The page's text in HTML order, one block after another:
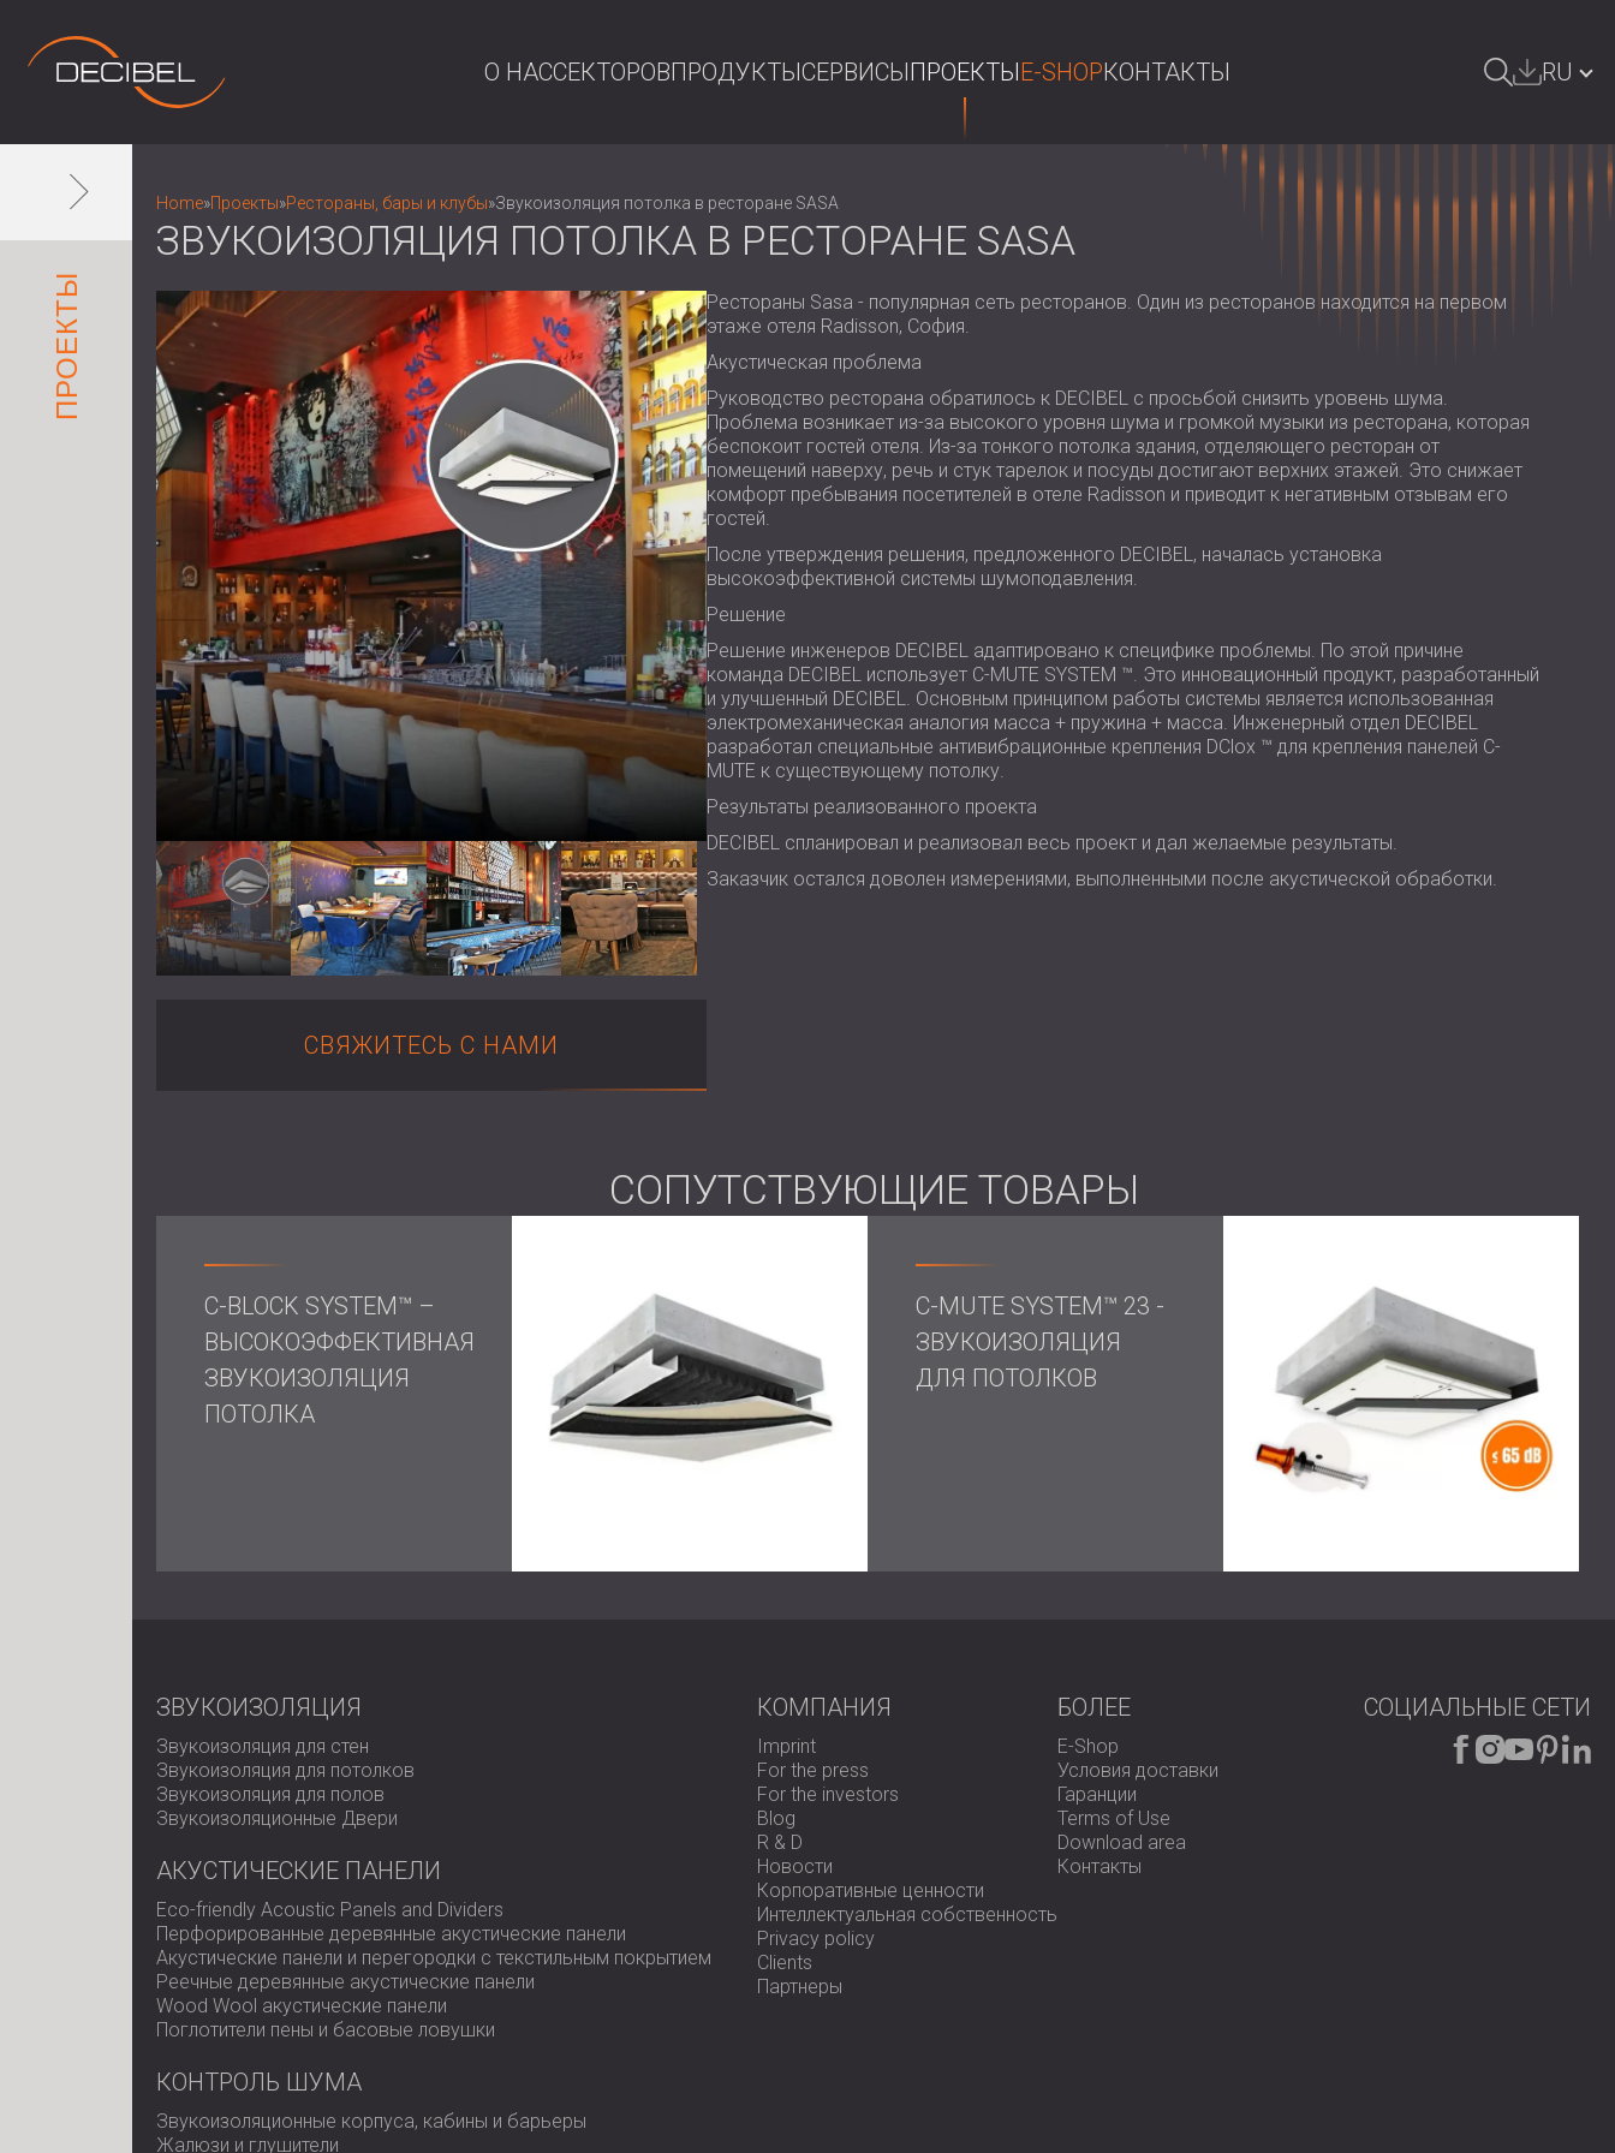
О НАССЕКТОРОВПРОДУКТЫСЕРВИСЫПРОЕКТЫE-SHOPКОНТАКТЫ RU
ÖSTERREICH | AT
ROMÂNIA | RO
POLAND | PL
FINLAND | FI
ПРОЕКТЫ
Home»Проекты»Рестораны, бары и клубы»Звукоизоляция потолка в ресторане SASA
ЗВУКОИЗОЛЯЦИЯ ПОТОЛКА В РЕСТОРАНЕ SASA
СВЯЖИТЕСЬ С НАМИ
Рестораны Sasa - популярная сеть ресторанов. Один из ресторанов находится на первом
этаже отеля Radisson, София.
Акустическая проблема
Руководство ресторана обратилось к DECIBEL с просьбой снизить уровень шума.
Проблема возникает из-за высокого уровня шума и громкой музыки из ресторана, которая
беспокоит гостей отеля. Из-за тонкого потолка здания, отделяющего ресторан от
помещений наверху, речь и стук тарелок и посуды достигают верхних этажей. Это снижает
комфорт пребывания посетителей в отеле Radisson и приводит к негативным отзывам его
гостей.
После утверждения решения, предложенного DECIBEL, началась установка
высокоэффективной системы шумоподавления.
Решение
Решение инженеров DECIBEL адаптировано к специфике проблемы. По этой причине
команда DECIBEL использует C-MUTE SYSTEM ™. Это инновационный продукт, разработанный
и улучшенный DECIBEL. Основным принципом работы системы является использованная
электромеханическая аналогия масса + пружина + масса. Инженерный отдел DECIBEL
разработал специальные антивибрационные крепления DClox ™ для крепления панелей C-
MUTE к существующему потолку.
Результаты реализованного проекта
DECIBEL спланировал и реализовал весь проект и дал желаемые результаты.
Заказчик остался доволен измерениями, выполненными после акустической обработки.
СОПУТСТВУЮЩИЕ ТОВАРЫ
C-BLOCK SYSTEM™ –
ВЫСОКОЭФФЕКТИВНАЯ
ЗВУКОИЗОЛЯЦИЯ
ПОТОЛКА
C-MUTE SYSTEM™ 23 -
ЗВУКОИЗОЛЯЦИЯ
ДЛЯ ПОТОЛКОВ
ЗВУКОИЗОЛЯЦИЯ
Звукоизоляция для стен
Звукоизоляция для потолков
Звукоизоляция для полов
Звукоизоляционные Двери
АКУСТИЧЕСКИЕ ПАНЕЛИ
Eco-friendly Acoustic Panels and Dividers
Перфорированные деревянные акустические панели
Акустические панели и перегородки с текстильным покрытием
Реечные деревянные акустические панели
Wood Wool акустические панели
Поглотители пены и басовые ловушки
КОНТРОЛЬ ШУМА
Звукоизоляционные корпуса, кабины и барьеры
Жалюзи и глушители
КОМПАНИЯ
Imprint
For the press
For the investors
Blog
R & D
Новости
Корпоративные ценности
Интеллектуальная собственность
Privacy policy
Clients
Партнеры
БОЛЕЕ
E-Shop
Условия доставки
Гаранции
Terms of Use
Download area
Контакты
СОЦИАЛЬНЫЕ СЕТИ